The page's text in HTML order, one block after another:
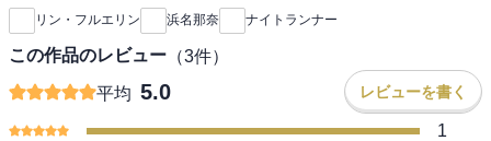
リン・フルエリン 浜名那奈 ナイトランナー
この作品のレビュー （3件）
平均 5.0 レビューを書く
1